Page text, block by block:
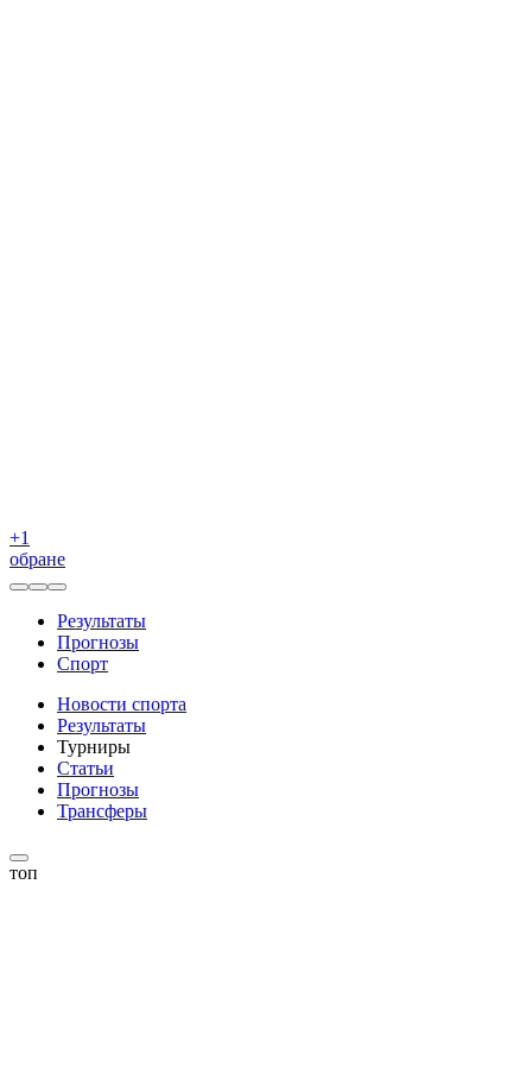
+1
обране
Результаты
Прогнозы
Спорт
Новости спорта
Результаты
Турниры
Статьи
Прогнозы
Трансферы
топ